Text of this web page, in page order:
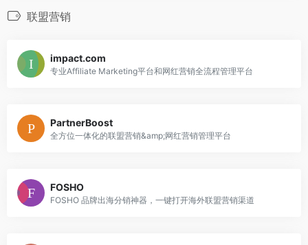
联盟营销
impact.com
专业Affiliate Marketing平台和网红营销全流程管理平台
PartnerBoost
全⽅位⼀体化的联盟营销&amp;⽹红营销管理平台
FOSHO
FOSHO 品牌出海分销神器，一键打开海外联盟营销渠道